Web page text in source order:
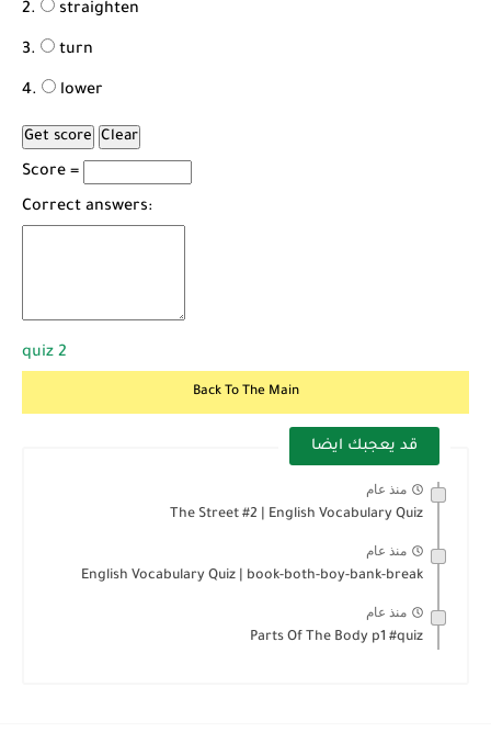
straighten
turn
lower
Score =
Correct answers:
quiz 2
Back To The Main
قد يعجبك ايضا
منذ عام
The Street #2 | English Vocabulary Quiz
منذ عام
English Vocabulary Quiz | book-both-boy-bank-break
منذ عام
Parts Of The Body p1 #quiz